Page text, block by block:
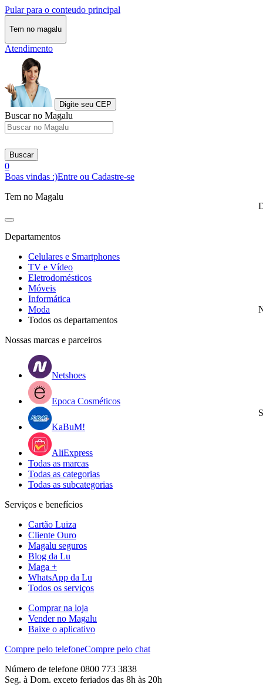
Pular para o conteudo principal
Tem no magalu
Atendimento
Digite seu CEP
Buscar no Magalu
Buscar
0
Boas vindas :)Entre ou Cadastre-se
Tem no Magalu
Departamentos
Celulares e Smartphones
TV e Vídeo
Eletrodomésticos
Móveis
Informática
Moda
Todos os departamentos
Nossas marcas e parceiros
Netshoes
Epoca Cosméticos
KaBuM!
AliExpress
Todas as marcas
Todas as categorias
Todas as subcategorias
Serviços e benefícios
Cartão Luiza
Cliente Ouro
Magalu seguros
Blog da Lu
Maga +
WhatsApp da Lu
Todos os serviços
Comprar na loja
Vender no Magalu
Baixe o aplicativo
Compre pelo telefoneCompre pelo chat
Número de telefone 0800 773 3838
Seg. à Dom. exceto feriados das 8h às 20h